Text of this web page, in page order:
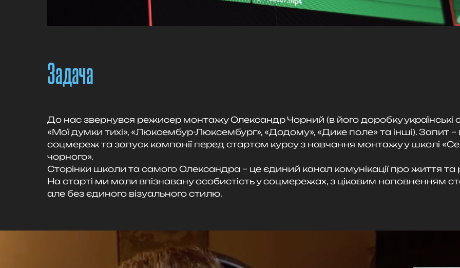
Задача
До нас звернувся режисер монтажу Олександр Чорний (в його доробку українські
«Мої думки тихі», «Люксембур-Люксембург», «Додому», «Дике поле» та інші). Запит
соцмереж та запуск кампанії перед стартом курсу з навчання монтажу у школі
чорного».
Сторінки школи та самого Олександра – це єдиний канал комунікації про життя та
На старті ми мали впізнавану особистість у соцмережах, з цікавим наповненням
але без єдиного візуального стилю.